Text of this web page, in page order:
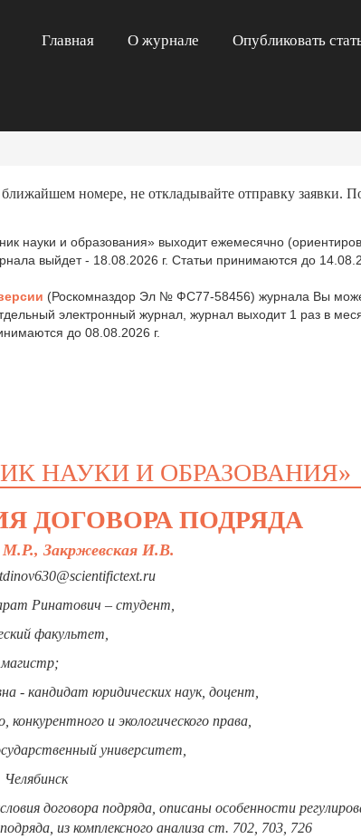
Главная О журнале Опубликовать
номере, не откладывайте отправку заявки.
науки и образования» выходит ежемесячно
выйдет - 18.08.2026 г. Статьи принимаются до
(Роскомназдор Эл № ФС77-58456) журнала Вы
электронный журнал, журнал выходит 1 раз в
до 08.08.2026 г.
НАУКИ И ОБРАЗОВАНИЯ»
ДОГОВОРА ПОДРЯДА
Закржевская И.В.
Ринатович – студент,
факультет,
магистр;
- кандидат юридических наук, доцент,
и экологического права,
университет,
Челябинск
договора подряда, описаны особенности
из комплексного анализа ст. 702, 703, 726